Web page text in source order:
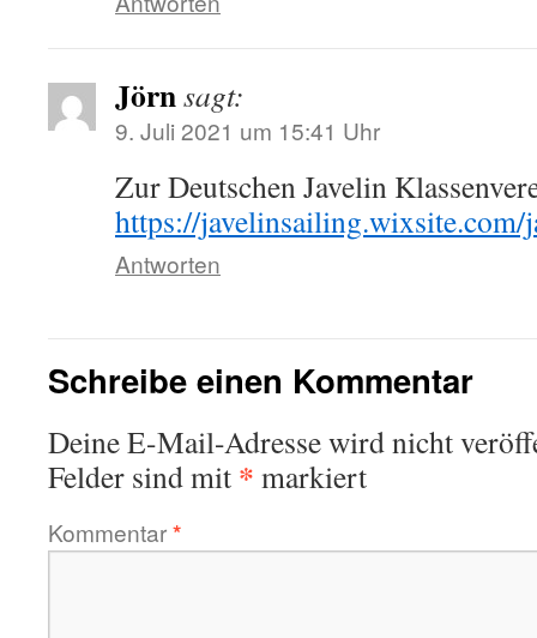
Jörnsagt:
9. Juli 2021 um 15:41 Uhr
Zur Deutschen Javelin
https://javelinsailing.wixsite.com/
Antworten
Schreibe einen Kommentar
Deine E-Mail-Adresse wird nicht
Felder sind mit * markiert
Kommentar*